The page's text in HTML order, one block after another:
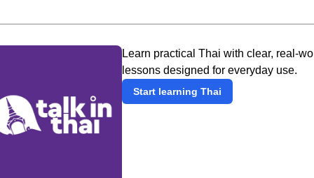
Learn practical Thai with clear, real-
lessons designed for everyday use.
Start learning Thai